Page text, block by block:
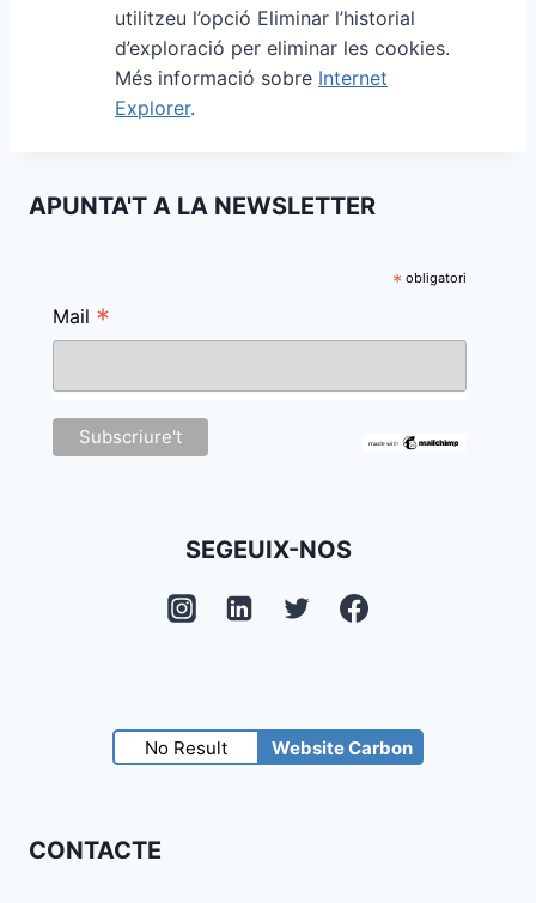
utilitzeu l’opció Eliminar l’historial
d’exploració per eliminar les cookies.
Més informació sobre Internet
Explorer.
APUNTA'T A LA NEWSLETTER
* obligatori
Mail *
SEGEUIX-NOS
No Result Website Carbon
CONTACTE